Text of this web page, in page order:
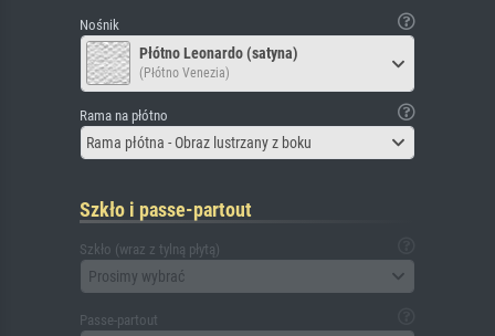
Nośnik
Płótno Leonardo (satyna)
(Płótno Venezia)
Rama na płótno
Rama płótna - Obraz lustrzany z boku
Szkło i passe-partout
Szkło (wraz z tylną płytą)
Prosimy wybrać
Passe-partout